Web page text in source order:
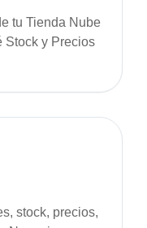
tu Tienda Nube
Stock y Precios
stock, precios,